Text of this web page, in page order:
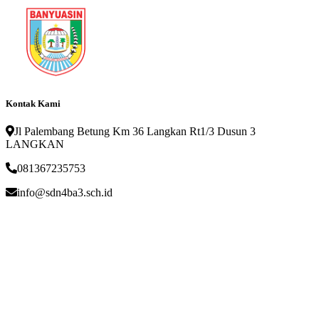
Kontak Kami
Jl Palembang Betung Km 36 Langkan Rt1/3 Dusun 3
LANGKAN
081367235753
info@sdn4ba3.sch.id